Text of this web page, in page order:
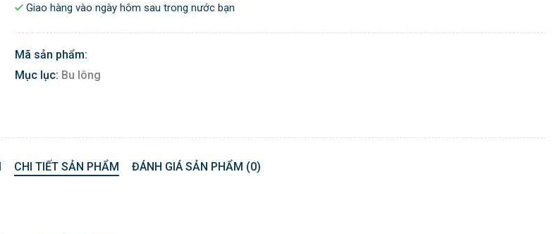
Giao hàng vào ngày hôm sau trong nước bạn
Mã sản phẩm:
Mục lục: Bu lông
CHI TIẾT SẢN PHẨM ĐÁNH GIÁ SẢN PHẨM (0)